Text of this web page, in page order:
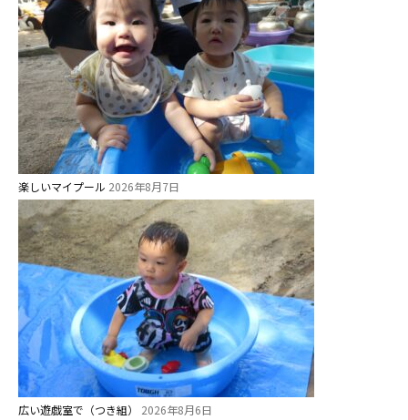
楽しいマイプール 2026年8月7日
広い遊戯室で（つき組） 2026年8月6日